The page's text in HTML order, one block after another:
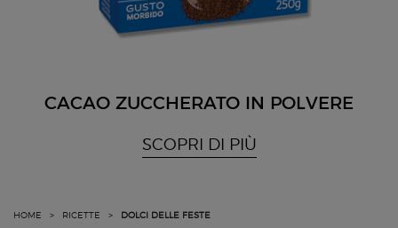
CACAO ZUCCHERATO IN POLVERE
SCOPRI DI PIÙ
HOME > RICETTE > DOLCI DELLE FESTE